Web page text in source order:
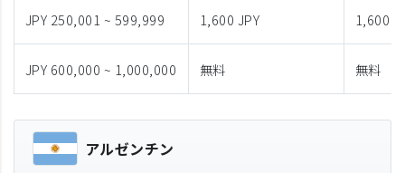
JPY 250,001 ~ 599,999 1,600 JPY 1,600
JPY 600,000 ~ 1,000,000 無料 無料
アルゼンチン